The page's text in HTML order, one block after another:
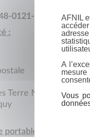
0121-0
:
Terre Neuvas
portable :
AFNIL
A
Vous